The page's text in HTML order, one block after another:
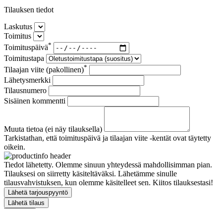
Tilauksen tiedot
Laskutus
Toimitus
Toimituspäivä*
Toimitustapa
Tilaajan viite (pakollinen)*
Lähetysmerkki
Tilausnumero
Sisäinen kommentti
Muuta tietoa (ei näy tilauksella)
Tarkistathan, että toimituspäivä ja tilaajan viite -kentät ovat täytetty
oikein.
Tiedot lähetetty. Olemme sinuun yhteydessä mahdollisimman pian.
Tilauksesi on siirretty käsiteltäväksi. Lähetämme sinulle
tilausvahvistuksen, kun olemme käsitelleet sen. Kiitos tilauksestasi!
Lähetä tarjouspyyntö
Lähetä tilaus